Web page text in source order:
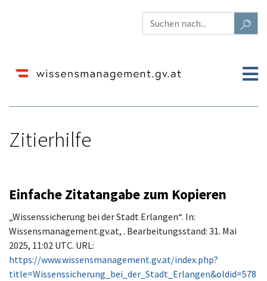
Zitierhilfe
Wechseln zu: Navigation
Einfache Zitatangabe zum Kopieren
„Wissenssicherung bei der Stadt Erlangen“. In:
Wissensmanagement.gv.at, . Bearbeitungsstand: 31. Mai
2025, 11:02 UTC. URL:
https://www.wissensmanagement.gv.at/index.php?
title=Wissenssicherung_bei_der_Stadt_Erlangen&oldid=578